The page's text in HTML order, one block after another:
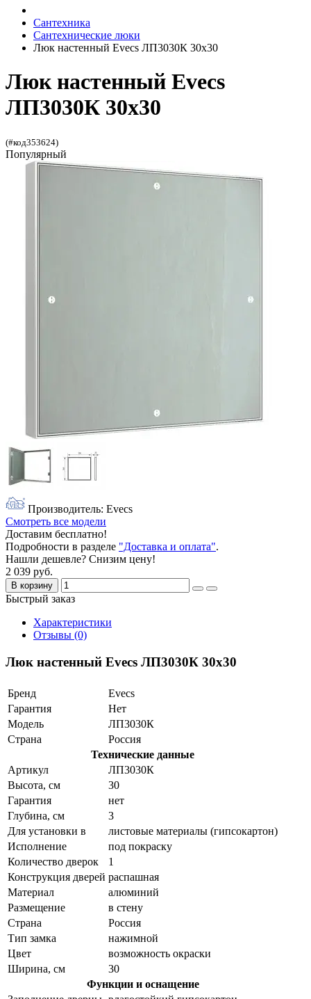
Сантехника
Сантехнические люки
Люк настенный Evecs ЛП3030К 30x30
Люк настенный Evecs
ЛП3030К 30x30
(#код353624)
Популярный
Производитель: Evecs
Смотреть все модели
Доставим бесплатно!
Подробности в разделе "Доставка и оплата".
Нашли дешевле? Снизим цену!
2 039 руб.
В корзину
Быстрый заказ
Характеристики
Отзывы (0)
Люк настенный Evecs ЛП3030К 30x30
Бренд
Evecs
Гарантия
Нет
Модель
ЛП3030К
Страна
Россия
Технические данные
Артикул
ЛП3030К
Высота, см
30
Гарантия
нет
Глубина, см
3
Для установки в
листовые материалы (гипсокартон)
Исполнение
под покраску
Количество дверок
1
Конструкция дверей распашная
Материал
алюминий
Размещение
в стену
Страна
Россия
Тип замка
нажимной
Цвет
возможность окраски
Ширина, см
30
Функции и оснащение